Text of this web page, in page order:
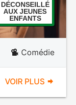
DÉCONSEILLÉ
AUX JEUNES
ENFANTS
Comédie
VOIR PLUS